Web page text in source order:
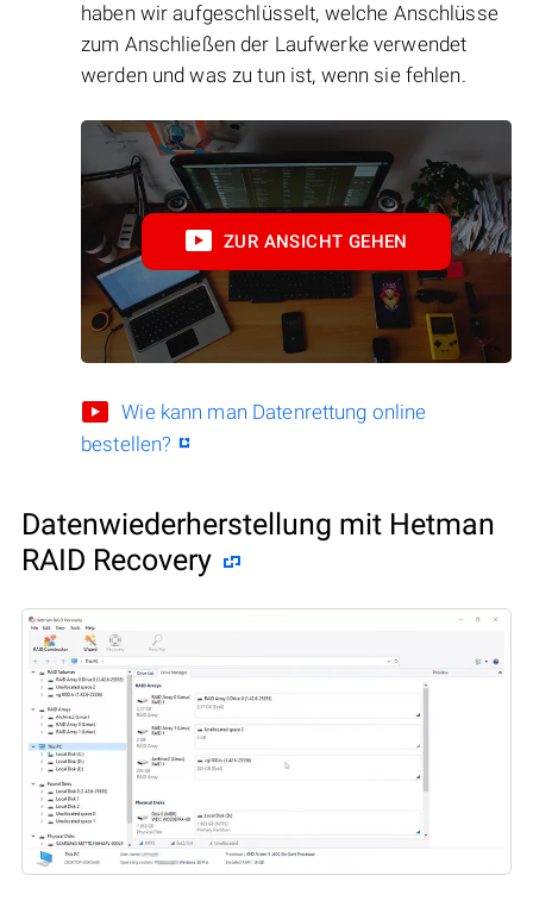
haben wir aufgeschlüsselt, welche Anschlüsse
zum Anschließen der Laufwerke verwendet
werden und was zu tun ist, wenn sie fehlen.
ZUR ANSICHT GEHEN
Wie kann man Datenrettung online
bestellen?
Datenwiederherstellung mit Hetman
RAID Recovery